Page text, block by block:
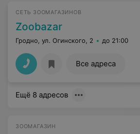
СЕТЬ ЗООМАГАЗИНОВ
Zoobazar
Гродно, ул. Огинского, 2 до 21:00
Все адреса
Ещё 8 адресов
ЗООМАГАЗИН